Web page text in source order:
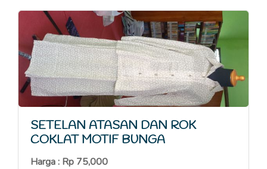
SETELAN ATASAN DAN ROK
COKLAT MOTIF BUNGA
Harga : Rp 75,000